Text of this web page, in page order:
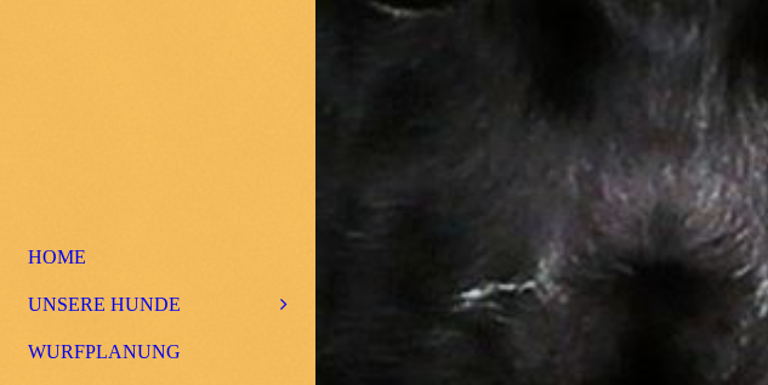
HOME
UNSERE HUNDE
WURFPLANUNG